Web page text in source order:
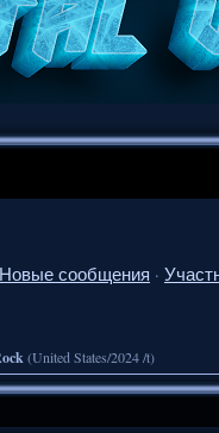
Новые сообщения ·
(United States/2024 /t)